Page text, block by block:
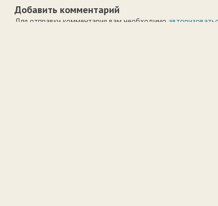
Добавить комментарий
Для отправки комментария вам необходимо